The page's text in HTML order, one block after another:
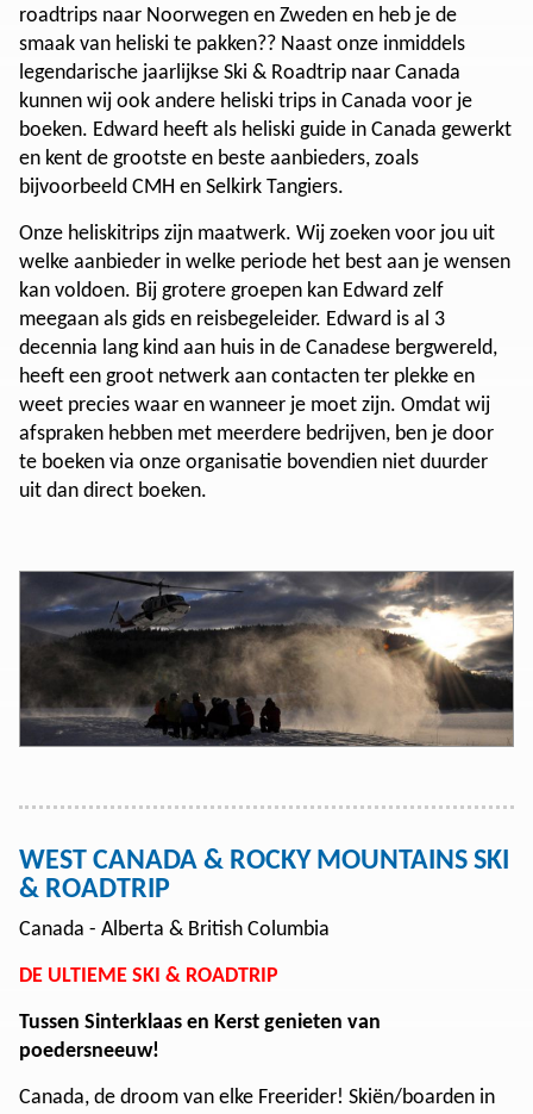
roadtrips naar Noorwegen en Zweden en heb je de
smaak van heliski te pakken?? Naast onze inmiddels
legendarische jaarlijkse Ski & Roadtrip naar Canada
kunnen wij ook andere heliski trips in Canada voor je
boeken. Edward heeft als heliski guide in Canada gewerkt
en kent de grootste en beste aanbieders, zoals
bijvoorbeeld CMH en Selkirk Tangiers.
Onze heliskitrips zijn maatwerk. Wij zoeken voor jou uit
welke aanbieder in welke periode het best aan je wensen
kan voldoen. Bij grotere groepen kan Edward zelf
meegaan als gids en reisbegeleider. Edward is al 3
decennia lang kind aan huis in de Canadese bergwereld,
heeft een groot netwerk aan contacten ter plekke en
weet precies waar en wanneer je moet zijn. Omdat wij
afspraken hebben met meerdere bedrijven, ben je door
te boeken via onze organisatie bovendien niet duurder
uit dan direct boeken.
WEST CANADA & ROCKY MOUNTAINS SKI
& ROADTRIP
Canada - Alberta & British Columbia
DE ULTIEME SKI & ROADTRIP
Tussen Sinterklaas en Kerst genieten van
poedersneeuw!
Canada, de droom van elke Freerider! Skiën/boarden in